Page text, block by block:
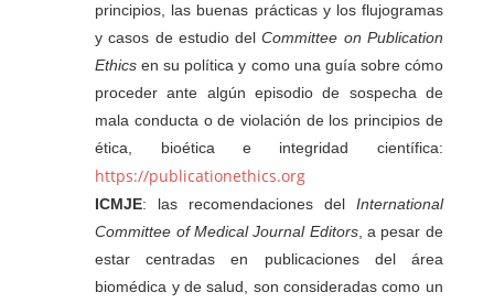
principios, las buenas prácticas y los flujogramas
y casos de estudio delCommittee on Publication
Ethics en su política y como una guía sobre cómo
proceder ante algún episodio de sospecha de
mala conducta o de violación de los principios de
ética, bioética e integridad científica:
https://publicationethics.org
ICMJE: las recomendaciones del International
Committee of Medical Journal Editors, a pesar de
estar centradas en publicaciones del área
biomédica y de salud, son consideradas como un